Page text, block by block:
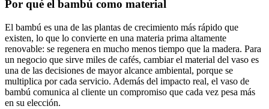
Por qué el bambú como material
El bambú es una de las plantas de crecimiento más rápido que
existen, lo que lo convierte en una materia prima altamente
renovable: se regenera en mucho menos tiempo que la madera. Para
un negocio que sirve miles de cafés, cambiar el material del vaso es
una de las decisiones de mayor alcance ambiental, porque se
multiplica por cada servicio. Además del impacto real, el vaso de
bambú comunica al cliente un compromiso que cada vez pesa más
en su elección.